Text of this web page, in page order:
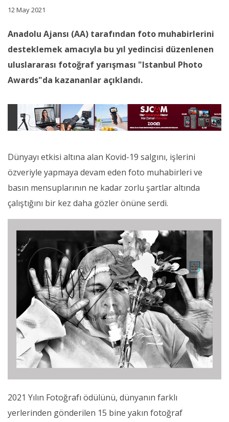
12 May 2021
Anadolu Ajansı (AA) tarafından foto muhabirlerini
desteklemek amacıyla bu yıl yedincisi düzenlenen
uluslararası fotoğraf yarışması "Istanbul Photo
Awards"da kazananlar açıklandı.
Dünyayı etkisi altına alan Kovid-19 salgını, işlerini
özveriyle yapmaya devam eden foto muhabirleri ve
basın mensuplarının ne kadar zorlu şartlar altında
çalıştığını bir kez daha gözler önüne serdi.
2021 Yılın Fotoğrafı ödülünü, dünyanın farklı
yerlerinden gönderilen 15 bine yakın fotoğraf